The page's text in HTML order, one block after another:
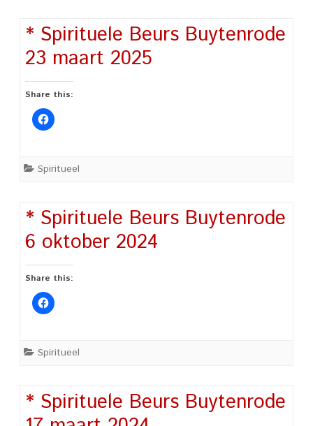
* Spirituele Beurs Buytenrode
23 maart 2025
Share this:
Spiritueel
* Spirituele Beurs Buytenrode
6 oktober 2024
Share this:
Spiritueel
* Spirituele Beurs Buytenrode